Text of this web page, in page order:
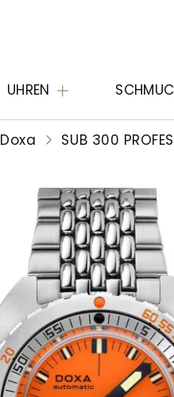
UHREN
Doxa SUB 300